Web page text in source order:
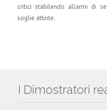
critici stabilendo allarmi di
soglie attinte.
I Dimostratori